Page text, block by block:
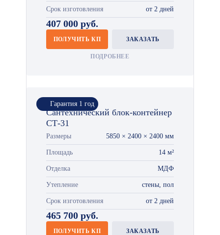
Срок изготовления от 2 дней
407 000 руб.
ПОЛУЧИТЬ КП ЗАКАЗАТЬ
ПОДРОБНЕЕ
Гарантия 1 год
Сантехнический блок-контейнер
СТ-31
Размеры 5850 × 2400 × 2400 мм
Площадь 14 м²
Отделка МДФ
Утепление стены, пол
Срок изготовления от 2 дней
465 700 руб.
ПОЛУЧИТЬ КП ЗАКАЗАТЬ